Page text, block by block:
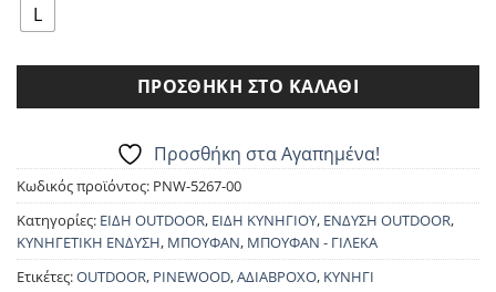
L
ΠΡΟΣΘΉΚΗ ΣΤΟ ΚΑΛΆΘΙ
Προσθήκη στα Αγαπημένα!
Κωδικός προϊόντος: PNW-5267-00
Κατηγορίες: ΕΙΔΗ OUTDOOR, ΕΙΔΗ ΚΥΝΗΓΙΟΥ, ΕΝΔΥΣΗ OUTDOOR,
ΚΥΝΗΓΕΤΙΚΗ ΕΝΔΥΣΗ, ΜΠΟΥΦΑΝ, ΜΠΟΥΦΑΝ - ΓΙΛΕΚΑ
Ετικέτες:OUTDOOR, PINEWOOD,ΑΔΙΑΒΡΟΧΟ, ΚΥΝΗΓΙ